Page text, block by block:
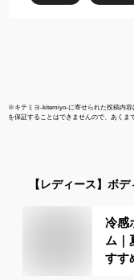
※キテミヨ-kitemiyo-に寄せられた投稿内
を保証することはできませんので、あくま
【レディース】 ボデ
冷感
ム｜
すす